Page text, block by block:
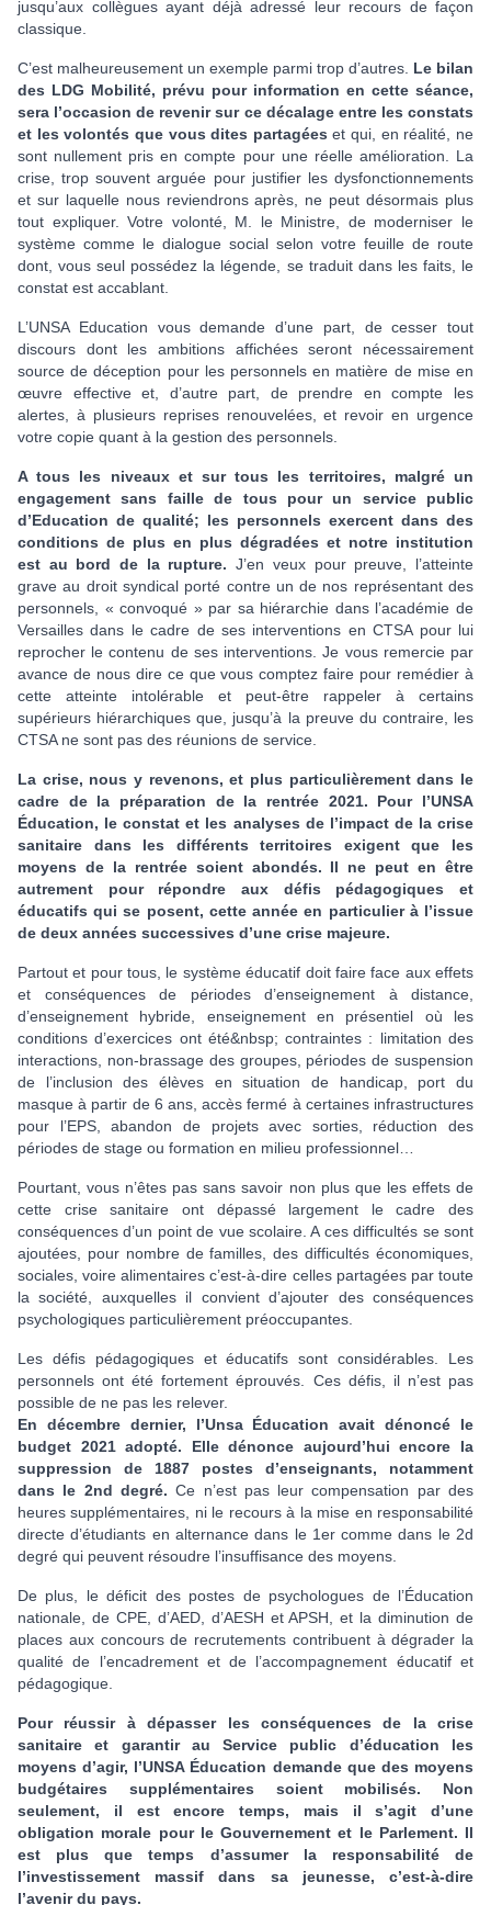
jusqu’aux collègues ayant déjà adressé leur recours de façon
classique.
C’est malheureusement un exemple parmi trop d’autres. Le bilan
des LDG Mobilité, prévu pour information en cette séance,
sera l’occasion de revenir sur ce décalage entre les constats
et les volontés que vous dites partagées et qui, en réalité, ne
sont nullement pris en compte pour une réelle amélioration. La
crise, trop souvent arguée pour justifier les dysfonctionnements
et sur laquelle nous reviendrons après, ne peut désormais plus
tout expliquer. Votre volonté, M. le Ministre, de moderniser le
système comme le dialogue social selon votre feuille de route
dont, vous seul possédez la légende, se traduit dans les faits, le
constat est accablant.
L’UNSA Education vous demande d’une part, de cesser tout
discours dont les ambitions affichées seront nécessairement
source de déception pour les personnels en matière de mise en
œuvre effective et, d’autre part, de prendre en compte les
alertes, à plusieurs reprises renouvelées, et revoir en urgence
votre copie quant à la gestion des personnels.
A tous les niveaux et sur tous les territoires, malgré un
engagement sans faille de tous pour un service public
d’Education de qualité; les personnels exercent dans des
conditions de plus en plus dégradées et notre institution
est au bord de la rupture. J’en veux pour preuve, l’atteinte
grave au droit syndical porté contre un de nos représentant des
personnels, « convoqué » par sa hiérarchie dans l’académie de
Versailles dans le cadre de ses interventions en CTSA pour lui
reprocher le contenu de ses interventions. Je vous remercie par
avance de nous dire ce que vous comptez faire pour remédier à
cette atteinte intolérable et peut-être rappeler à certains
supérieurs hiérarchiques que, jusqu’à la preuve du contraire, les
CTSA ne sont pas des réunions de service.
La crise, nous y revenons, et plus particulièrement dans le
cadre de la préparation de la rentrée 2021. Pour l’UNSA
Éducation, le constat et les analyses de l’impact de la crise
sanitaire dans les différents territoires exigent que les
moyens de la rentrée soient abondés. Il ne peut en être
autrement pour répondre aux défis pédagogiques et
éducatifs qui se posent, cette année en particulier à l’issue
de deux années successives d’une crise majeure.
Partout et pour tous, le système éducatif doit faire face aux effets
et conséquences de périodes d’enseignement à distance,
d’enseignement hybride, enseignement en présentiel où les
conditions d’exercices ont été&nbsp; contraintes : limitation des
interactions, non-brassage des groupes, périodes de suspension
de l’inclusion des élèves en situation de handicap, port du
masque à partir de 6 ans, accès fermé à certaines infrastructures
pour l’EPS, abandon de projets avec sorties, réduction des
périodes de stage ou formation en milieu professionnel…
Pourtant, vous n’êtes pas sans savoir non plus que les effets de
cette crise sanitaire ont dépassé largement le cadre des
conséquences d’un point de vue scolaire. A ces difficultés se sont
ajoutées, pour nombre de familles, des difficultés économiques,
sociales, voire alimentaires c’est-à-dire celles partagées par toute
la société, auxquelles il convient d’ajouter des conséquences
psychologiques particulièrement préoccupantes.
Les défis pédagogiques et éducatifs sont considérables. Les
personnels ont été fortement éprouvés. Ces défis, il n’est pas
possible de ne pas les relever.
En décembre dernier, l’Unsa Éducation avait dénoncé le
budget 2021 adopté. Elle dénonce aujourd’hui encore la
suppression de 1887 postes d’enseignants, notamment
dans le 2nd degré.Ce n’est pas leur compensation par des
heures supplémentaires, ni le recours à la mise en responsabilité
directe d’étudiants en alternance dans le 1er comme dans le 2d
degré qui peuvent résoudre l’insuffisance des moyens.
De plus, le déficit des postes de psychologues de l’Éducation
nationale, de CPE, d’AED, d’AESH et APSH, et la diminution de
places aux concours de recrutements contribuent à dégrader la
qualité de l’encadrement et de l’accompagnement éducatif et
pédagogique.
Pour réussir à dépasser les conséquences de la crise
sanitaire et garantir au Service public d’éducation les
moyens d’agir, l’UNSA Éducation demande que des moyens
budgétaires supplémentaires soient mobilisés. Non
seulement, il est encore temps, mais il s’agit d’une
obligation morale pour le Gouvernement et le Parlement. Il
est plus que temps d’assumer la responsabilité de
l’investissement massif dans sa jeunesse, c’est-à-dire
l’avenir du pays.